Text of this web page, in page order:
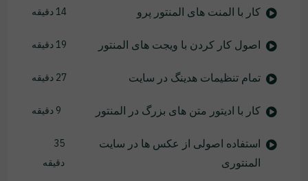
کار با المنت های المنتور پرو 14 دقیقه
اصول کار کردن با ویجت های المنتور 19 دقیقه
تمام تنظیمات هدینگ در سایت 27 دقیقه
کار با ادیتور متن های بزرگ در المنتور 9 دقیقه
استفاده اصولی از عکس ها در سایت
المنتوری
35
دقیقه